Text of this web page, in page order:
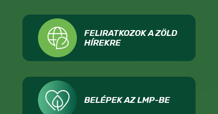
FELIRATKOZOK A ZÖLD
HÍREKRE
BELÉPEK AZ LMP-BE